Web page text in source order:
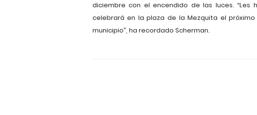
diciembre con el encendido de las luces. “Les
celebrará en la plaza de la Mezquita el
municipio”, ha recordado Scherman.